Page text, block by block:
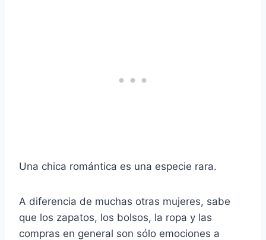
Una chica romántica es una especie rara.
A diferencia de muchas otras mujeres, sabe
que los zapatos, los bolsos, la ropa y las
compras en general son sólo emociones a